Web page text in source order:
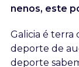
nenos, este
Galicia é terra
deporte de
deporte